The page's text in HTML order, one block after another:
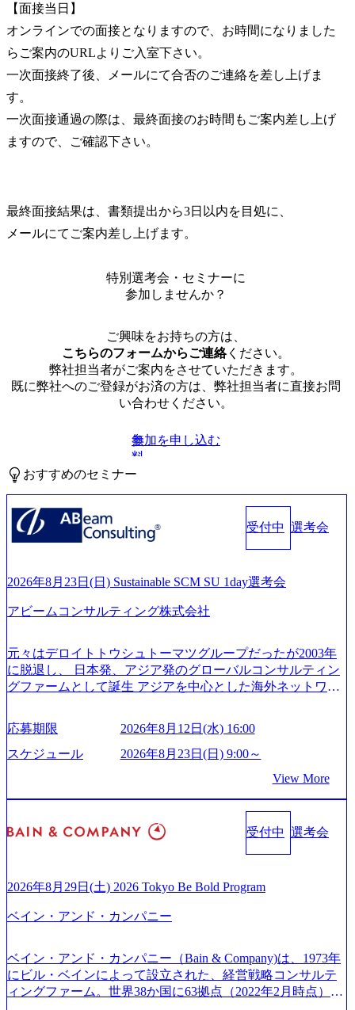
【面接当日】
オンラインでの面接となりますので、お時間になりました
らご案内のURLよりご入室下さい。
一次面接終了後、メールにて合否のご連絡を差し上げま
す。
一次面接通過の際は、最終面接のお時間もご案内差し上げ
ますので、ご確認下さい。
最終面接結果は、書類提出から3日以内を目処に、
メールにてご案内差し上げます。
特別選考会・セミナーに
参加しませんか？
ご興味をお持ちの方は、
こちらのフォームからご連絡ください。
弊社担当者がご案内をさせていただきます。
既に弊社へのご登録がお済の方は、弊社担当者に直接お問
い合わせください。
無
料
参加を申し込む
おすすめのセミナー
受付中 選考会
2026年8月23日(日) Sustainable SCM SU 1day選考会
アビームコンサルティング株式会社
元々はデロイトトウシュトーマツグループだったが2003年
に脱退し、 日本発、アジア発のグローバルコンサルティン
グファームとして誕生 アジアを中心とした海外ネットワー
供している日系最大級の総合コンサルティングファーム
『Build Beyond As One ®.』をブランドメッセージに掲げ、
企業や組織の変革を通じて社会や産業の課題を解決し、未
確実な実現と社会的価値及び経済的価値の追求にも貢献 NE
Cとの戦略的資本提携も実現して、現在はNECのグループ会
シングなどの専門知識と、豊富な経験を持つ約6,000名を超
えるプロフェッショナルを有する 金融、製造、流通、エネ
トとしている SAP領域においては日本市場No.1を誇り、全
定コンサルタント資格を取得している また、日本国内企業
資格も保有、さまざまな業界・業種でのプロジェクト実績
と蓄積されたノウハウを基に独自の方法論やテンプレート
を開発し、それらを活用してお客様に最適なSAPコンサル
ティングサービスを提供する https://storage.googleapis.com/our
応募期限
2026年8月12日(水) 16:00
スケジュール
2026年8月23日(日) 9:00～
View More
受付中 選考会
2026年8月29日(土) 2026 Tokyo Be Bold Program
ベイン・アンド・カンパニー
ベイン・アンド・カンパニー（Bain & Company)は、1973年
にビル・ベインによって設立された、経営戦略コンサルテ
ィングファーム。世界38か国に63拠点（2022年2月時点）、